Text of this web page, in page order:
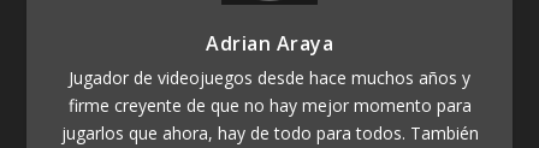
Adrian Araya
Jugador de videojuegos desde hace muchos años y
firme creyente de que no hay mejor momento para
jugarlos que ahora, hay de todo para todos. También